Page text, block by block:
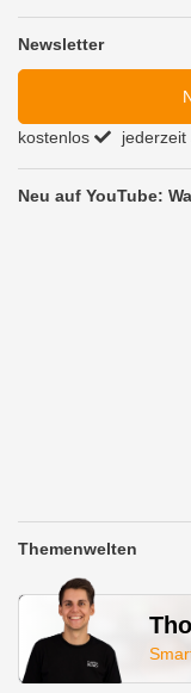
Newsletter
kostenlos
Neu auf YouTube:
Themenwelten